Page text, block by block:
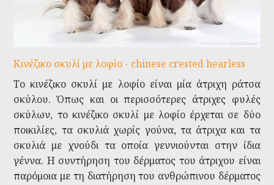
Κινέζικο σκυλί με λοφίο - chinese crested hearless
Το κινέζικο σκυλί με λοφίο είναι μία άτριχη ράτσα
σκύλου. Όπως και οι περισσότερες άτριχες φυλές
σκύλων, το κινέζικο σκυλί με λοφίο έρχεται σε δύο
ποικιλίες, τα σκυλιά χωρίς γούνα, τα άτριχα και τα
σκυλιά με χνούδι τα οποία γεννιούνται στην ίδια
γέννα. Η συντήρηση του δέρματος του άτριχου είναι
παρόμοια με τη διατήρηση του ανθρώπινου δέρματος